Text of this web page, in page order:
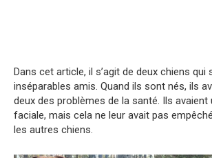
Dans cet article, il s’agit de deux chiens qui
inséparables amis. Quand ils sont nés, ils
deux des problèmes de la santé. Ils
faciale, mais cela ne leur avait pas
les autres chiens.